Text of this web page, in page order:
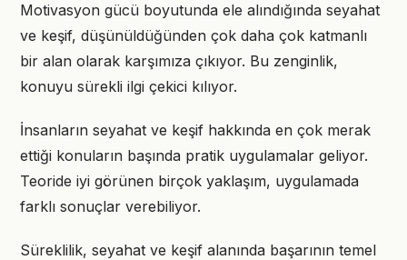
Motivasyon gücü boyutunda ele alındığında seyahat
ve keşif, düşünüldüğünden çok daha çok katmanlı
bir alan olarak karşımıza çıkıyor. Bu zenginlik,
konuyu sürekli ilgi çekici kılıyor.
İnsanların seyahat ve keşif hakkında en çok merak
ettiği konuların başında pratik uygulamalar geliyor.
Teoride iyi görünen birçok yaklaşım, uygulamada
farklı sonuçlar verebiliyor.
Süreklilik, seyahat ve keşif alanında başarının temel